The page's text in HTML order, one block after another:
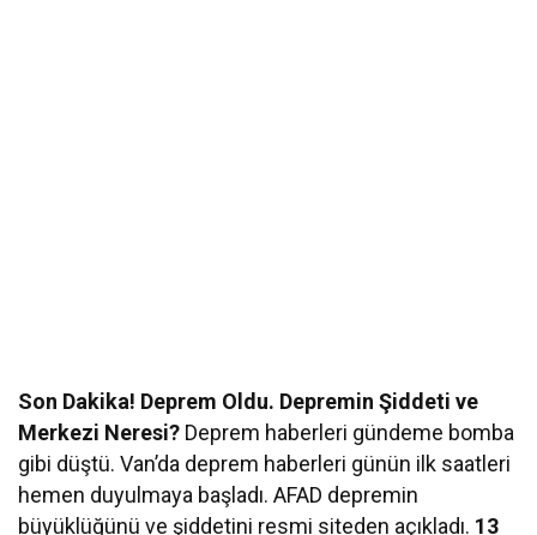
Son Dakika! Deprem Oldu. Depremin Şiddeti ve
Merkezi Neresi? Deprem haberleri gündeme bomba
gibi düştü. Van’da deprem haberleri günün ilk saatleri
hemen duyulmaya başladı. AFAD depremin
büyüklüğünü ve şiddetini resmi siteden açıkladı. 13